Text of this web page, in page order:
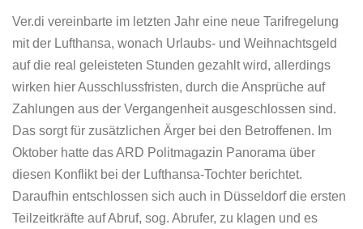
Ver.di vereinbarte im letzten Jahr eine neue Tarifregelung
mit der Lufthansa, wonach Urlaubs- und Weihnachtsgeld
auf die real geleisteten Stunden gezahlt wird, allerdings
wirken hier Ausschlussfristen, durch die Ansprüche auf
Zahlungen aus der Vergangenheit ausgeschlossen sind.
Das sorgt für zusätzlichen Ärger bei den Betroffenen. Im
Oktober hatte das ARD Politmagazin Panorama über
diesen Konflikt bei der Lufthansa-Tochter berichtet.
Daraufhin entschlossen sich auch in Düsseldorf die ersten
Teilzeitkräfte auf Abruf, sog. Abrufer, zu klagen und es